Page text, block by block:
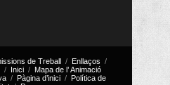
de Treball
Enllaços
Inici
Mapa de l’ Animació
Pàgina d’inici
Política de